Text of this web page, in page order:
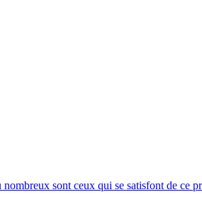
sont ceux qui se satisfont de ce